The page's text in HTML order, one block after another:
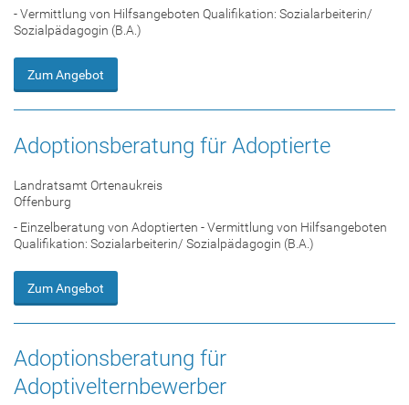
- Vermittlung von Hilfsangeboten Qualifikation: Sozialarbeiterin/
Sozialpädagogin (B.A.)
Zum Angebot
Adoptionsberatung für Adoptierte
Landratsamt Ortenaukreis
Offenburg
- Einzelberatung von Adoptierten - Vermittlung von Hilfsangeboten
Qualifikation: Sozialarbeiterin/ Sozialpädagogin (B.A.)
Zum Angebot
Adoptionsberatung für
Adoptivelternbewerber